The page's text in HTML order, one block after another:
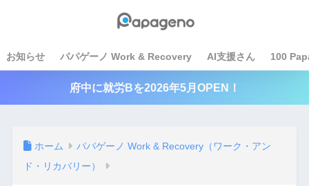
お知らせ パパゲーノ Work & Recovery AI支援さん 100
府中に就労Bを2026年5月OPEN！
ホーム
パパゲーノ Work & Recovery（ワーク・アン
ド・リカバリー）